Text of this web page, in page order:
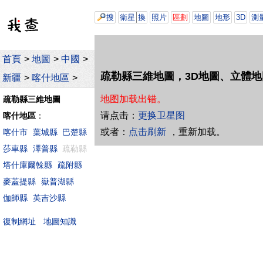
首頁 > 地圖 > 中國 >
新疆 > 喀什地區 >
疏勒縣三維地圖
喀什地區 ：
喀什市 葉城縣 巴楚縣
莎車縣 澤普縣 疏勒縣
塔什庫爾榦縣 疏附縣
麥蓋提縣 嶽普湖縣
伽師縣 英吉沙縣
地圖知識
搜 衛星 換 照片 區劃 地圖 地形 3D 測
疏勒縣三維地圖，3D地圖、立體地
地图加载出错。
请点击： 更换卫星图
或者： 点击刷新 ，重新加载。